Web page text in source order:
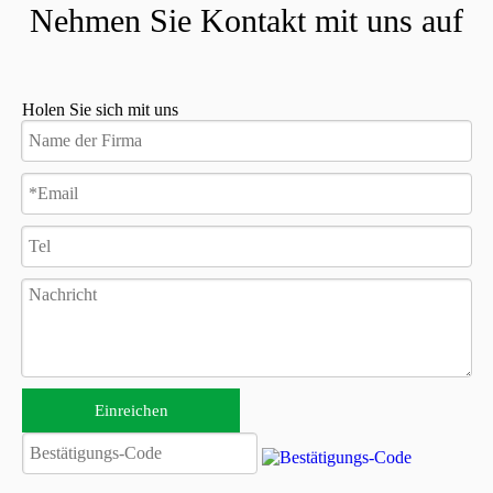
Mobilitätsrollers?
Zunächst einmal bieten Mobilitätsroller ein bequemes
Fortbewegungsmittel für Menschen mit eingeschränkter Mobilität
oder Behinderungen.Sie verfügen oft über elektrische
fortzubewegen, in denen das Gehen schwierig oder unmöglich
ist.Diese Fahrzeuge verfügen typischerweise über stabile Sitze,
Benutzer Roller möglicherweise bei unterschiedlichen
Gelegenheiten verwenden müssen.Dadurch können Benutzer
Nehmen Sie Kontakt mit uns auf
Holen Sie sich mit uns
Einreichen